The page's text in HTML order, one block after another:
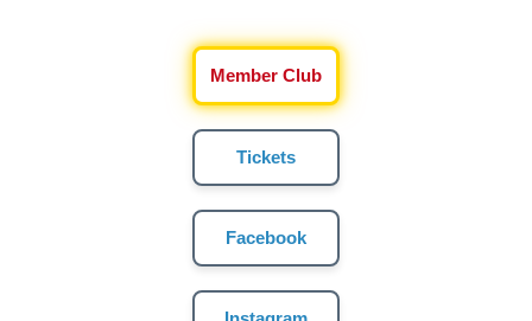
Member Club
Tickets
Facebook